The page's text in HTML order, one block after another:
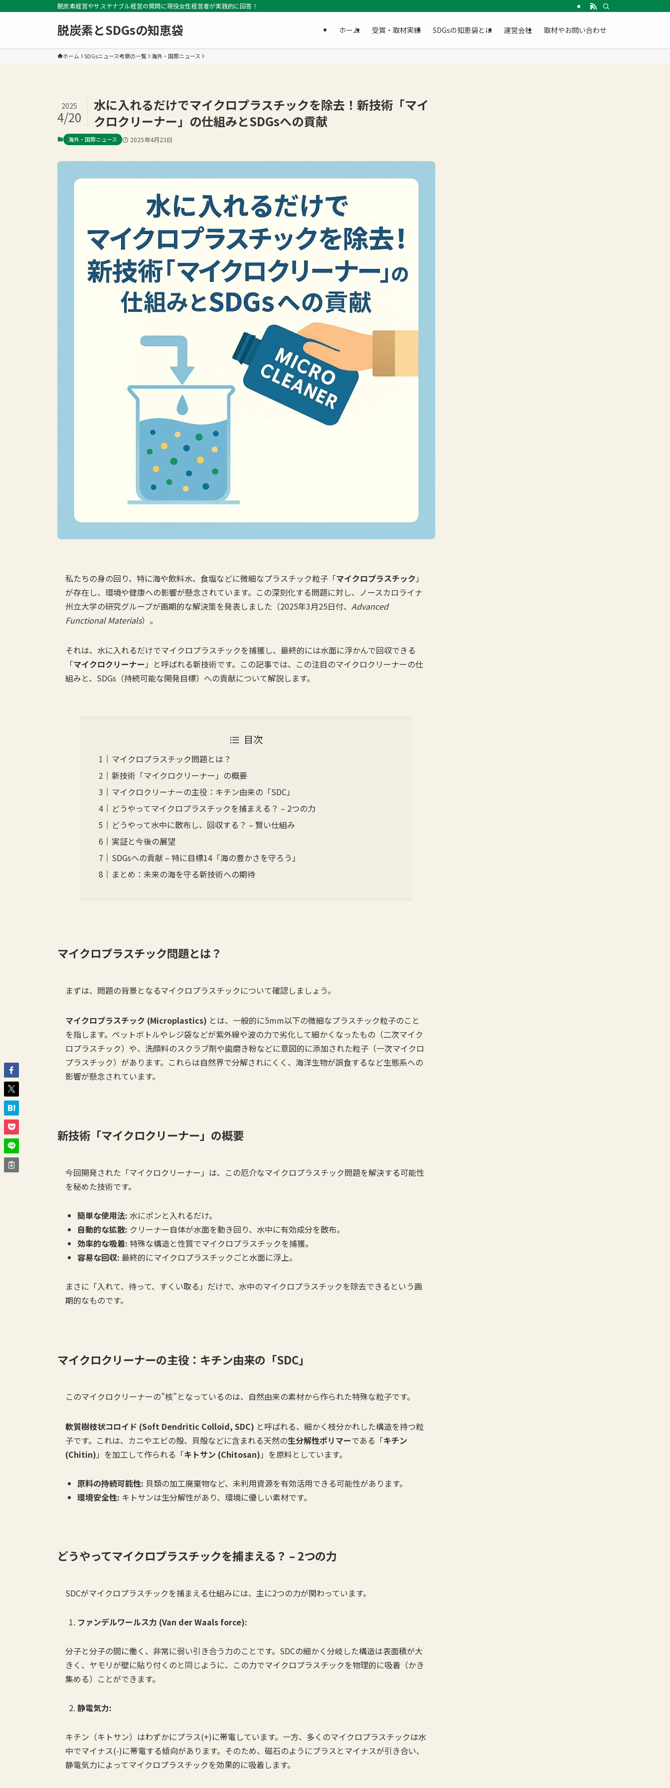
脱炭素経営やサステナブル経営の質問に現役女性経営者が実践的に回答！
脱炭素とSDGsの知恵袋 ホーム 受賞・取材実績 SDGsの知恵袋とは 運営会社 取材やお問い合わせ
ホーム SDGsニュース考察の一覧 海外・国際ニュース
水に入れるだけでマイクロプラスチックを除去！新技術「マイ
クロクリーナー」の仕組みとSDGsへの貢献
2025
4/20
海外・国際ニュース 2025年4月23日
私たちの身の回り、特に海や飲料水、食塩などに微細なプラスチック粒子「マイクロプラスチック 」
が存在し、環境や健康への影響が懸念されています。この深刻化する問題に対し、ノースカロライナ
州立大学の研究グループが画期的な解決策を発表しました（2025年3月25日付、 Advanced
Functional Materials）。
それは、水に入れるだけでマイクロプラスチックを捕獲し、最終的には水面に浮かんで回収できる
「マイクロクリーナー 」と呼ばれる新技術です。この記事では、この注目のマイクロクリーナーの仕
組みと、SDGs（持続可能な開発目標）への貢献について解説します。
目次
マイクロプラスチック問題とは？
新技術「マイクロクリーナー」の概要
マイクロクリーナーの主役：キチン由来の「SDC」
どうやってマイクロプラスチックを捕まえる？ – 2つの力
どうやって水中に散布し、回収する？ – 賢い仕組み
実証と今後の展望
SDGsへの貢献 – 特に目標14「海の豊かさを守ろう」
まとめ：未来の海を守る新技術への期待
マイクロプラスチック問題とは？
まずは、問題の背景となるマイクロプラスチックについて確認しましょう。
マイクロプラスチック (Microplastics) とは、一般的に5mm以下の微細なプラスチック粒子のこと
を指します。ペットボトルやレジ袋などが紫外線や波の力で劣化して細かくなったもの（二次マイク
ロプラスチック）や、洗顔料のスクラブ剤や歯磨き粉などに意図的に添加された粒子（一次マイクロ
プラスチック）があります。これらは自然界で分解されにくく、海洋生物が誤食するなど生態系への
影響が懸念されています。
新技術「マイクロクリーナー」の概要
今回開発された「マイクロクリーナー」は、この厄介なマイクロプラスチック問題を解決する可能性
を秘めた技術です。
簡単な使用法: 水にポンと入れるだけ。
自動的な拡散: クリーナー自体が水面を動き回り、水中に有効成分を散布。
効率的な吸着: 特殊な構造と性質でマイクロプラスチックを捕獲。
容易な回収: 最終的にマイクロプラスチックごと水面に浮上。
まさに「入れて、待って、すくい取る」だけで、水中のマイクロプラスチックを除去できるという画
期的なものです。
マイクロクリーナーの主役：キチン由来の「SDC」
このマイクロクリーナーの”核”となっているのは、自然由来の素材から作られた特殊な粒子です。
軟質樹枝状コロイド (Soft Dendritic Colloid, SDC) と呼ばれる、細かく枝分かれした構造を持つ粒
子です。これは、カニやエビの殻、貝殻などに含まれる天然の生分解性ポリマーである「キチン
(Chitin) 」を加工して作られる「キトサン (Chitosan) 」を原料としています。
原料の持続可能性: 貝類の加工廃棄物など、未利用資源を有効活用できる可能性があります。
環境安全性: キトサンは生分解性があり、環境に優しい素材です。
どうやってマイクロプラスチックを捕まえる？ – 2つの力
SDCがマイクロプラスチックを捕まえる仕組みには、主に2つの力が関わっています。
ファンデルワールス力 (Van der Waals force):
分子と分子の間に働く、非常に弱い引き合う力のことです。SDCの細かく分岐した構造は表面積が大
きく、ヤモリが壁に貼り付くのと同じように、この力でマイクロプラスチックを物理的に吸着（かき
集める）ことができます。
静電気力:
キチン（キトサン）はわずかにプラス(+)に帯電しています。一方、多くのマイクロプラスチックは水
中でマイナス(-)に帯電する傾向があります。そのため、磁石のようにプラスとマイナスが引き合い、
静電気力によってマイクロプラスチックを効果的に吸着します。